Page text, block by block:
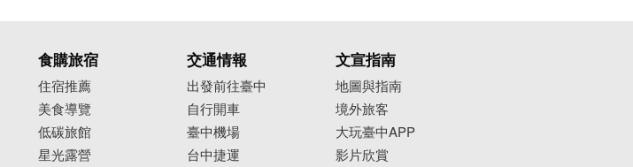
食購旅宿
住宿推薦
美食導覽
低碳旅館
星光露營
交通情報
出發前往臺中
自行開車
臺中機場
台中捷運
文宣指南
地圖與指南
境外旅客
大玩臺中APP
影片欣賞